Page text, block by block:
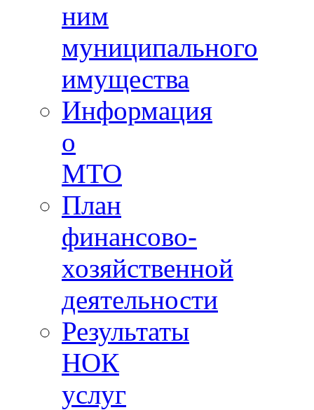
ним
муниципального
имущества
Информация
о
МТО
План
финансово-
хозяйственной
деятельности
Результаты
НОК
услуг